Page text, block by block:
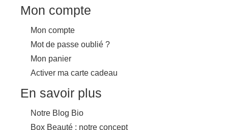
Mon compte
Mon compte
Mot de passe oublié ?
Mon panier
Activer ma carte cadeau
En savoir plus
Notre Blog Bio
Box Beauté : notre concept